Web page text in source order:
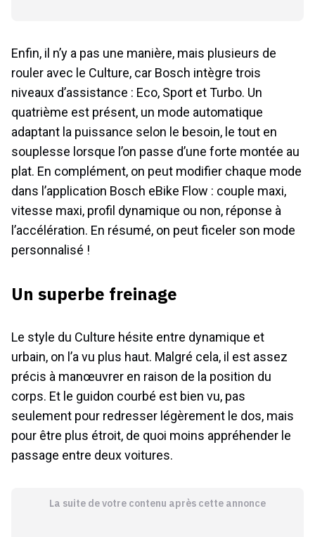
Enfin, il n’y a pas une manière, mais plusieurs de
rouler avec le Culture, car Bosch intègre trois
niveaux d’assistance : Eco, Sport et Turbo. Un
quatrième est présent, un mode automatique
adaptant la puissance selon le besoin, le tout en
souplesse lorsque l’on passe d’une forte montée au
plat. En complément, on peut modifier chaque mode
dans l’application Bosch eBike Flow : couple maxi,
vitesse maxi, profil dynamique ou non, réponse à
l’accélération. En résumé, on peut ficeler son mode
personnalisé !
Un superbe freinage
Le style du Culture hésite entre dynamique et
urbain, on l’a vu plus haut. Malgré cela, il est assez
précis à manœuvrer en raison de la position du
corps. Et le guidon courbé est bien vu, pas
seulement pour redresser légèrement le dos, mais
pour être plus étroit, de quoi moins appréhender le
passage entre deux voitures.
La suite de votre contenu après cette annonce